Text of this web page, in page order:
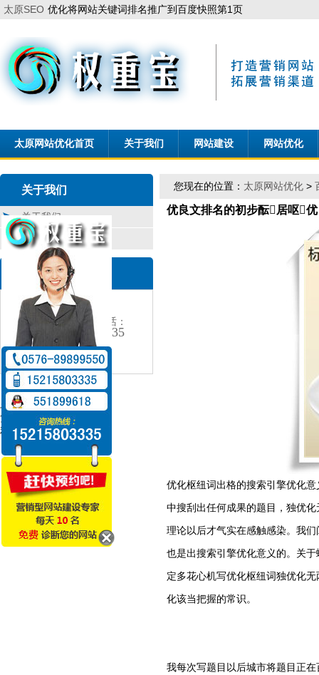
太原SEO 优化将网站关键词排名推广到百度快照第1页
太原网站优化首页 关于我们 网站建设 网站优化
关于我们
关于我们
联系我们
联 系
权重宝
24小时咨询电话：
152-1580-3335
电话：0576-8989-9550
您现在的位置： 太原网站优化 >
优良文排名的初步酝居呕
优化枢纽词出格的搜索引擎优化
中搜刮出任何成果的题目，独优
理论以后才气实在感触感染。我
也是出搜索引擎优化意义的。关
定多花心机写优化枢纽词独优化
化该当把握的常识。
我每次写题目以后城市将题目正
珍藏
复兴
利用讲具 告发